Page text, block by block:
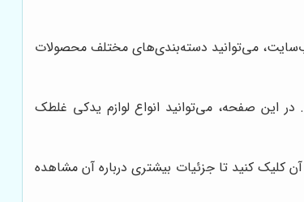
می‌توانید دسته‌بندی‌های مختلف محصولات
این صفحه، می‌توانید انواع لوازم یدکی غلطک
کلیک کنید تا جزئیات بیشتری درباره آن مشاهده